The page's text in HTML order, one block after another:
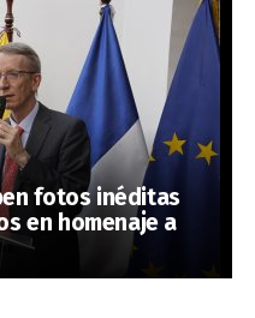
fotos inéditas
en homenaje a